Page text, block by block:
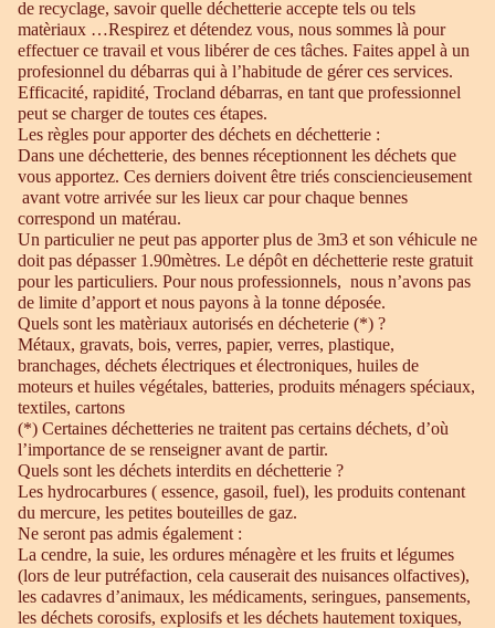
de recyclage, savoir quelle déchetterie accepte tels ou tels
matèriaux …Respirez et détendez vous, nous sommes là pour
effectuer ce travail et vous libérer de ces tâches. Faites appel à un
profesionnel du débarras qui à l’habitude de gérer ces services.
Efficacité, rapidité, Trocland débarras, en tant que professionnel
peut se charger de toutes ces étapes.
Les règles pour apporter des déchets en déchetterie :
Dans une déchetterie, des bennes réceptionnent les déchets que
vous apportez. Ces derniers doivent être triés consciencieusement
avant votre arrivée sur les lieux car pour chaque bennes
correspond un matérau.
Un particulier ne peut pas apporter plus de 3m3 et son véhicule ne
doit pas dépasser 1.90mètres. Le dépôt en déchetterie reste gratuit
pour les particuliers. Pour nous professionnels, nous n’avons pas
de limite d’apport et nous payons à la tonne déposée.
Quels sont les matèriaux autorisés en décheterie (*) ?
Métaux, gravats, bois, verres, papier, verres, plastique,
branchages, déchets électriques et électroniques, huiles de
moteurs et huiles végétales, batteries, produits ménagers spéciaux,
textiles, cartons
(*) Certaines déchetteries ne traitent pas certains déchets, d’où
l’importance de se renseigner avant de partir.
Quels sont les déchets interdits en déchetterie ?
Les hydrocarbures ( essence, gasoil, fuel), les produits contenant
du mercure, les petites bouteilles de gaz.
Ne seront pas admis également :
La cendre, la suie, les ordures ménagère et les fruits et légumes
(lors de leur putréfaction, cela causerait des nuisances olfactives),
les cadavres d’animaux, les médicaments, seringues, pansements,
les déchets corosifs, explosifs et les déchets hautement toxiques,